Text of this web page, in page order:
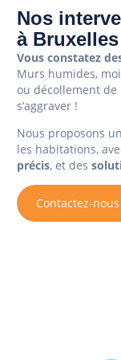
Nos
à
Vous constatez
Murs humides,
ou décollement de
s’aggraver !
Nous proposons un
les habitations,
précis, et des
Contactez-